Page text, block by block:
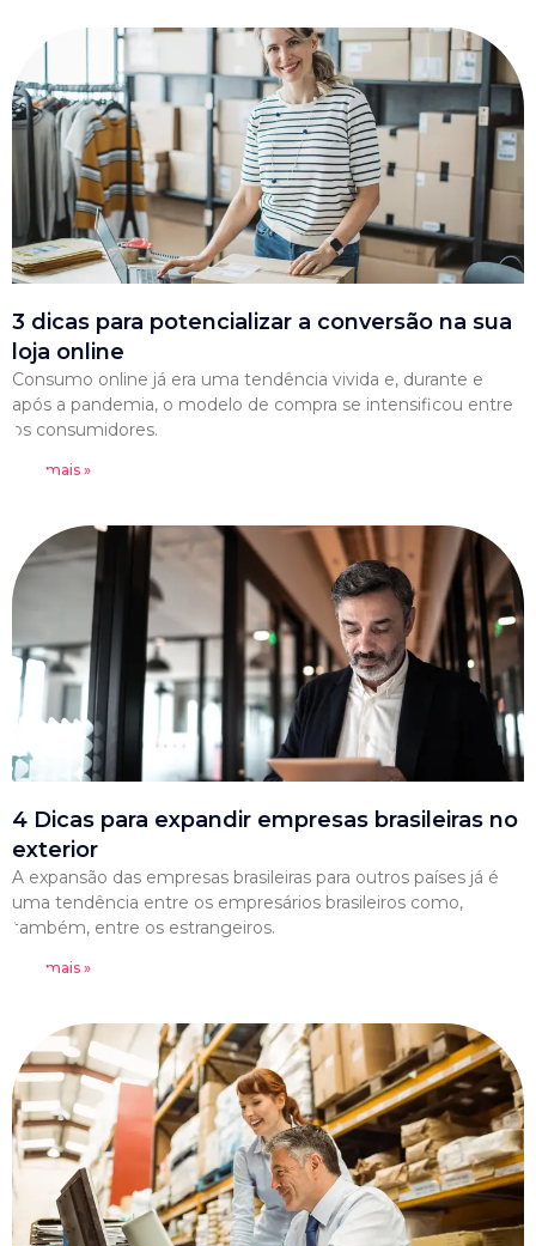
3 dicas para potencializar a conversão na sua
loja online
Consumo online já era uma tendência vivida e, durante e
após a pandemia, o modelo de compra se intensificou entre
os consumidores.
Leia mais »
4 Dicas para expandir empresas brasileiras no
exterior
A expansão das empresas brasileiras para outros países já é
uma tendência entre os empresários brasileiros como,
também, entre os estrangeiros.
Leia mais »